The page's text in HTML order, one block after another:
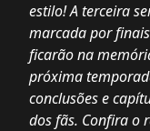
estilo! A terceira
marcada por
ficarão na
próxima
conclusões e
dos fãs. Confira o